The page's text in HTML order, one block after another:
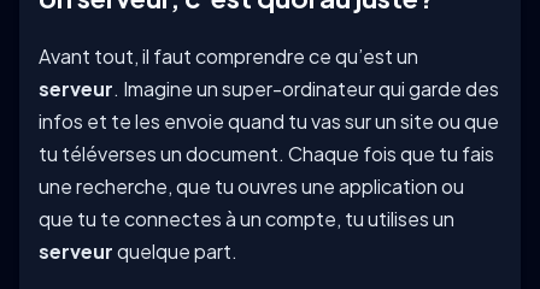
Avant tout, il faut comprendre ce qu’est un
serveur. Imagine un super-ordinateur qui garde des
infos et te les envoie quand tu vas sur un site ou que
tu téléverses un document. Chaque fois que tu fais
une recherche, que tu ouvres une application ou
que tu te connectes à un compte, tu utilises un
serveurquelque part.